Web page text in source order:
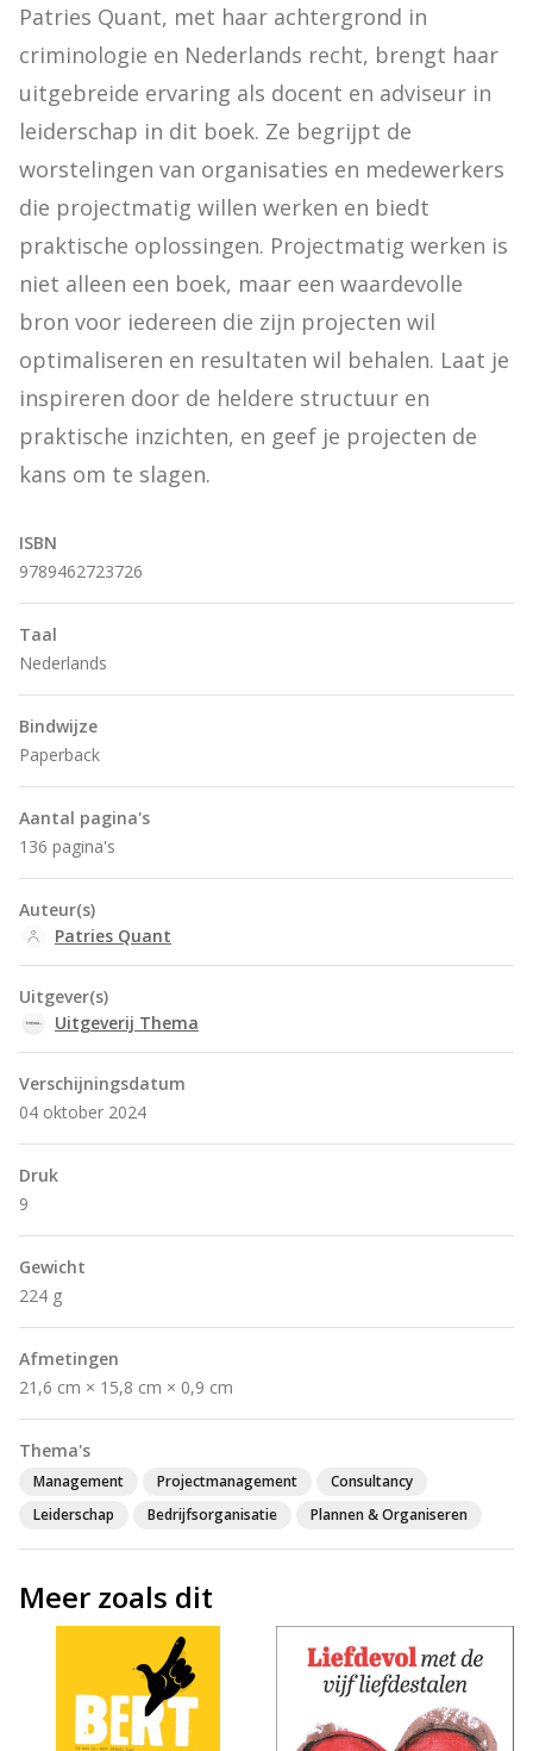
Patries Quant, met haar achtergrond in
criminologie en Nederlands recht, brengt haar
uitgebreide ervaring als docent en adviseur in
leiderschap in dit boek. Ze begrijpt de
worstelingen van organisaties en medewerkers
die projectmatig willen werken en biedt
praktische oplossingen. Projectmatig werken is
niet alleen een boek, maar een waardevolle
bron voor iedereen die zijn projecten wil
optimaliseren en resultaten wil behalen. Laat je
inspireren door de heldere structuur en
praktische inzichten, en geef je projecten de
kans om te slagen.
ISBN
9789462723726
Taal
Nederlands
Bindwijze
Paperback
Aantal pagina's
136 pagina's
Auteur(s)
Patries Quant
Uitgever(s)
Uitgeverij Thema
Verschijningsdatum
04 oktober 2024
Druk
9
Gewicht
224 g
Afmetingen
21,6 cm × 15,8 cm × 0,9 cm
Thema's
Management Projectmanagement
Consultancy
Leiderschap
Bedrijfsorganisatie Plannen & Organiseren
Meer zoals dit